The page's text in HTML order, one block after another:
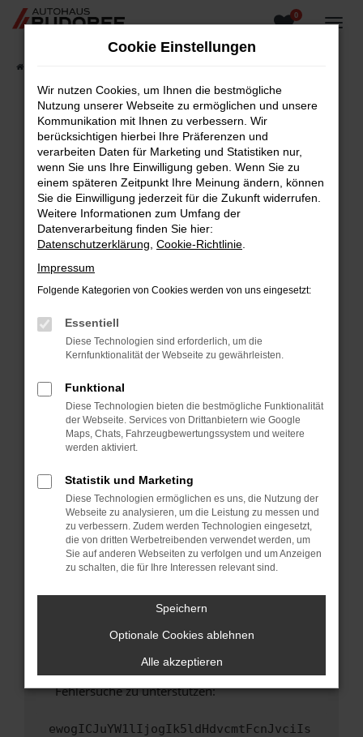
Zum
0
Fehler: Network Error
Beim Laden ist ein Fehler aufgetreten.
Hier sind ein paar Tipps, die dir helfen können:
Überprüfe deine Firewall und deine
Internetverbindung.
Laden andere Webseiten, zum Beispiel deine
Suchmaschine?
Prüfe deine Browsererweiterungen.
Manche Erweiterungen, wie Werbeblocker,
können das Laden bestimmter Seiten
verhindern. Funktioniert die Seite in einem
Fenster?
Starte dein Gerät neu.
Das kann manchmal helfen, vorübergehende
Probleme zu beheben.
Betriebssystem auf dem neuesten Stand
sind.
Veraltete Software birgt nicht nur ein
Sicherheitsrisiko, sondern kann auch dazu
führen, dass bestimmte Funktionen nicht mehr
unterstützt werden.
Wende dich an den Webseitenbetreiber.
Wenn du alle oben genannten Schritte versucht
hast, kontaktiere uns bitte. Wir werden
versuchen, das Problem zu beheben. Du kannst
uns diesen Text schicken, um uns bei der
Fehlersuche zu unterstützen:
ewogICJuYW1lIjogIk5ldHdvcmtFcnJvciIs
Cookie Einstellungen
Wir nutzen Cookies, um Ihnen die bestmögliche
Nutzung unserer Webseite zu ermöglichen und unsere
Kommunikation mit Ihnen zu verbessern. Wir
berücksichtigen hierbei Ihre Präferenzen und
verarbeiten Daten für Marketing und Statistiken nur,
wenn Sie uns Ihre Einwilligung geben. Wenn Sie zu
einem späteren Zeitpunkt Ihre Meinung ändern, können
Sie die Einwilligung jederzeit für die Zukunft widerrufen.
Weitere Informationen zum Umfang der
Datenverarbeitung finden Sie hier:
Datenschutzerklärung Cookie-Richtlinie
Impressum
Folgende Kategorien von Cookies werden von uns eingesetzt:
Essentiell
Diese Technologien sind erforderlich, um die
Kernfunktionalität der Webseite zu gewährleisten.
Funktional
Diese Technologien bieten die bestmögliche Funktionalität
der Webseite. Services von Drittanbietern wie Google
Maps, Chats, Fahrzeugbewertungssystem und weitere
werden aktiviert.
Statistik und Marketing
Diese Technologien ermöglichen es uns, die Nutzung der
Webseite zu analysieren, um die Leistung zu messen und
zu verbessern. Zudem werden Technologien eingesetzt,
die von dritten Werbetreibenden verwendet werden, um
Sie auf anderen Webseiten zu verfolgen und um Anzeigen
zu schalten, die für Ihre Interessen relevant sind.
Speichern
Optionale Cookies ablehnen
Alle akzeptieren